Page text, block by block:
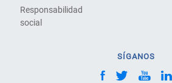
Responsabilidad
social
SÍGANOS